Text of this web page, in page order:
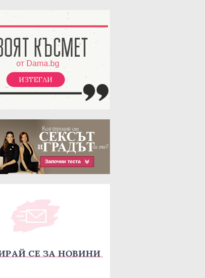
ИЗТЕГЛИ
СЕ ЗА НОВИНИ